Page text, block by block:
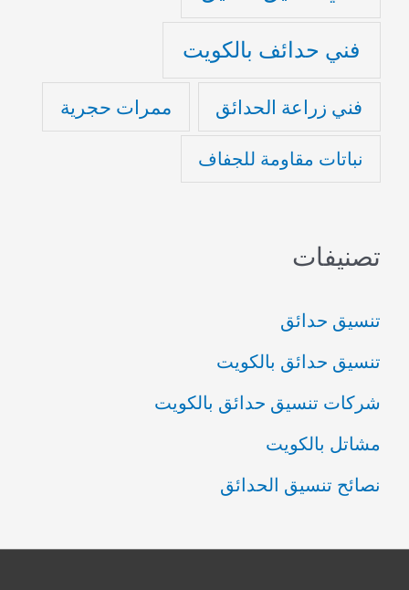
فني حدائف بالكويت
فني زراعة الحدائق ممرات حجرية
نباتات مقاومة للجفاف
تصنيفات
تنسيق حدائق
تنسيق حدائق بالكويت
شركات تنسيق حدائق بالكويت
مشاتل بالكويت
نصائح تنسيق الحدائق